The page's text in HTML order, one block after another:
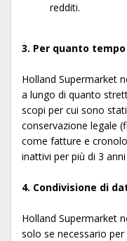
redditi.
3. Per quanto
Holland Supermarket
a lungo di quanto
scopi per cui sono
conservazione legale
come fatture e
inattivi per più di 3
4. Condivisione di
Holland Supermarket
solo se necessario